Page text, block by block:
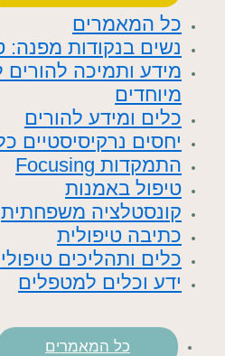
כל המאמרים
נשים בנקודות מפנה:
מידע ותמיכה להורים
מיוחדים
כלים ומידע להורים
יחסים נרקיסיסטיים
התמקדות Focusing
טיפול באמנות
קונסטלציה משפחתית
כתיבה טיפולית
כלים ותהליכים
ידע וכלים למטפלים
כל המאמרים